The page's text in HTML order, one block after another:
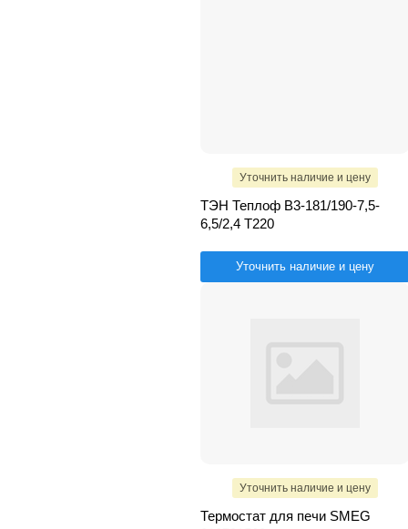
Уточнить наличие и цену
ТЭН Теплоф B3-181/190-7,5-
6,5/2,4 T220
Уточнить наличие и цену
Уточнить наличие и цену
Термостат для печи SMEG